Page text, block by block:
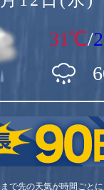
31℃/
で先の天気が時間ごとに